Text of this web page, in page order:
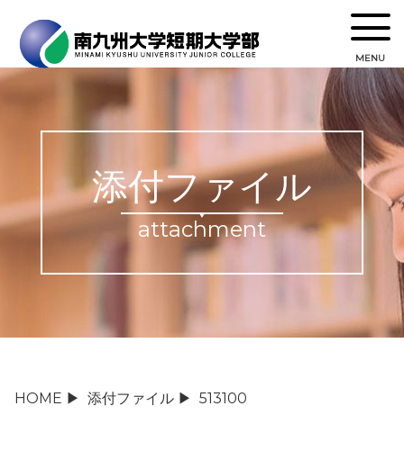
MENU
添付ファイル
attachment
HOME ▶ 添付ファイル ▶ 513100